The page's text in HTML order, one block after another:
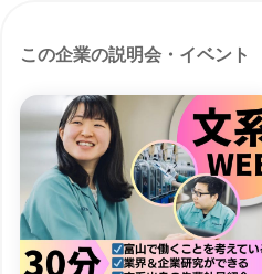
この企業の説明会・イベント